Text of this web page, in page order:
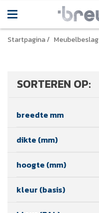
Startpagina/ Meubelbeslag
SORTEREN OP:
breedte mm
dikte (mm)
hoogte (mm)
kleur (basis)